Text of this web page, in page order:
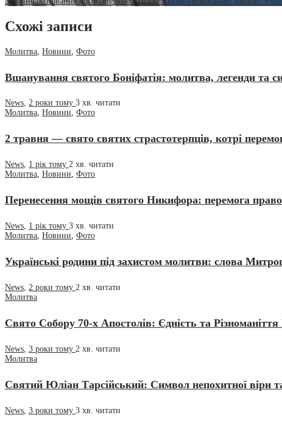
Схожі записи
Молитва Новини Фото
Вшанування святого Боніфатія: молитва, легенди та
News, 2 роки тому 3 хв. читати
Молитва, Новини, Фото
2 травня — свято святих страстотерпців, котрі
News, 1 рік тому 2 хв. читати
Молитва, Новини, Фото
Перенесення мощів святого Никифора: перемога
News, 1 рік тому 3 хв. читати
Молитва, Новини, Фото
Українські родини під захистом молитви: слова
News, 2 роки тому 2 хв. читати
Молитва
Свято Собору 70-х Апостолів: Єдність та
News 3 роки тому 2 хв. читати
Молитва
Святий Юліан Тарсійський: Символ непохитної віри
News 3 роки тому 3 хв. читати